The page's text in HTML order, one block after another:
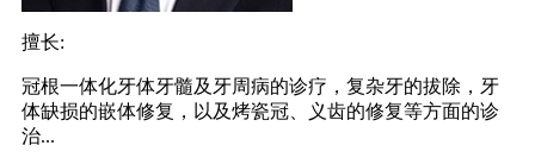
擅长:
冠根一体化牙体牙髓及牙周病的诊疗，复杂牙的拔除，牙
体缺损的嵌体修复，以及烤瓷冠、义齿的修复等方面的诊
治...